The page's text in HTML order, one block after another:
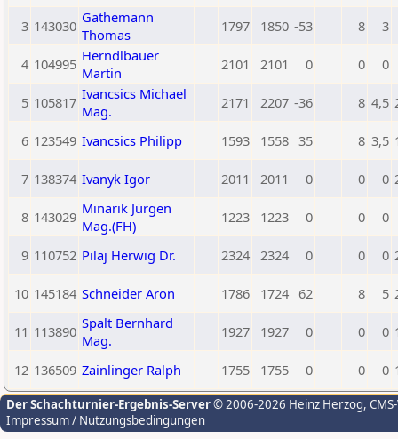
3 143030 Gathemann
Thomas
1797 1850 -53 8 3
4 104995 Herndlbauer
Martin
2101 2101 0 0 0
5 105817 Ivancsics Michael
Mag.
2171 2207 -36 8 4,5
6 123549 Ivancsics Philipp 1593 1558 35 8 3,5
7 138374 Ivanyk Igor 2011 2011 0 0 0
8 143029 Minarik Jürgen
Mag.(FH)
1223 1223 0 0 0
9 110752 Pilaj Herwig Dr. 2324 2324 0 0 0
10 145184 Schneider Aron 1786 1724 62 8 5
11 113890 Spalt Bernhard
Mag.
1927 1927 0 0 0
12 136509 Zainlinger Ralph 1755 1755 0 0 0
Der Schachturnier-Ergebnis-Server© 2006-2026 Heinz Herzog,
Impressum / Nutzungsbedingungen